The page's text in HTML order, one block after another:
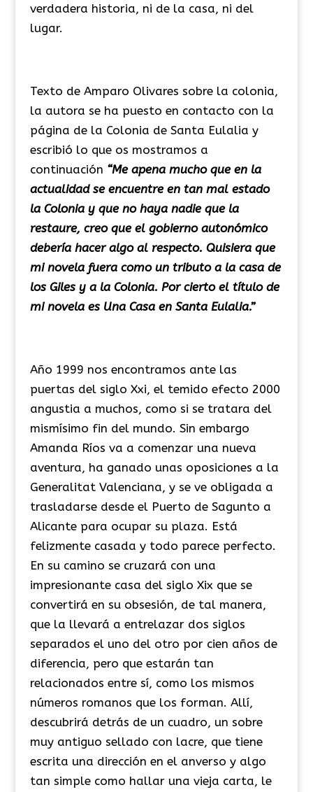
verdadera historia, ni de la casa, ni del
lugar.
Texto de Amparo Olivares sobre la colonia,
la autora se ha puesto en contacto con la
página de la Colonia de Santa Eulalia y
escribió lo que os mostramos a
continuación “Me apena mucho que en la
actualidad se encuentre en tan mal estado
la Colonia y que no haya nadie que la
restaure, creo que el gobierno autonómico
debería hacer algo al respecto. Quisiera que
mi novela fuera como un tributo a la casa de
los Giles y a la Colonia. Por cierto el título de
mi novela es Una Casa en Santa Eulalia.”
Año 1999 nos encontramos ante las
puertas del siglo Xxi, el temido efecto 2000
angustia a muchos, como si se tratara del
mismísimo fin del mundo. Sin embargo
Amanda Ríos va a comenzar una nueva
aventura, ha ganado unas oposiciones a la
Generalitat Valenciana, y se ve obligada a
trasladarse desde el Puerto de Sagunto a
Alicante para ocupar su plaza. Está
felizmente casada y todo parece perfecto.
En su camino se cruzará con una
impresionante casa del siglo Xix que se
convertirá en su obsesión, de tal manera,
que la llevará a entrelazar dos siglos
separados el uno del otro por cien años de
diferencia, pero que estarán tan
relacionados entre sí, como los mismos
números romanos que los forman. Allí,
descubrirá detrás de un cuadro, un sobre
muy antiguo sellado con lacre, que tiene
escrita una dirección en el anverso y algo
tan simple como hallar una vieja carta, le